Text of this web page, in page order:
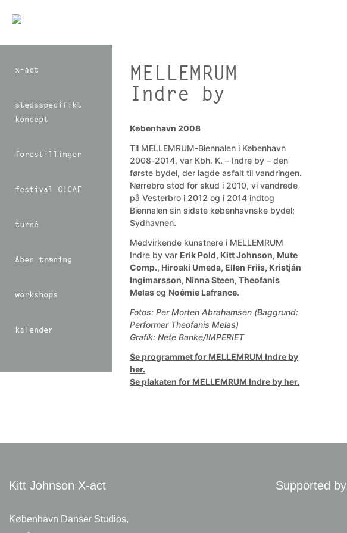
x-act
stedsspecifikt
koncept
forestillinger
festival C!CAF
turné
åben træning
workshops
kalender
MELLEMRUM
Indre by
København 2008
Til MELLEMRUM-Biennalen i København
2008-2014, var Kbh. K. – Indre by – den
første bydel, der lagde asfalt til vandringen.
Nørrebro stod for skud i 2010, vi vandrede
på Vesterbro i 2012 og i 2014 indtog
Biennalen sin sidste københavnske bydel;
Sydhavnen.
Medvirkende kunstnere i MELLEMRUM
Indre by var Erik Pold, Kitt Johnson, Mute
Comp., Hiroaki Umeda, Ellen Friis, Kristján
Ingimarsson, Ninna Steen, Theofanis
Melasog Noémie Lafrance.
Fotos: Per Morten Abrahamsen (Baggrund:
Performer Theofanis Melas)
Grafik: Nete Banke/IMPERIET
Se programmet for MELLEMRUM Indre by
her.
Se plakaten for MELLEMRUM Indre by her.
Kitt Johnson X-act
København Danser Studios,
Supported by